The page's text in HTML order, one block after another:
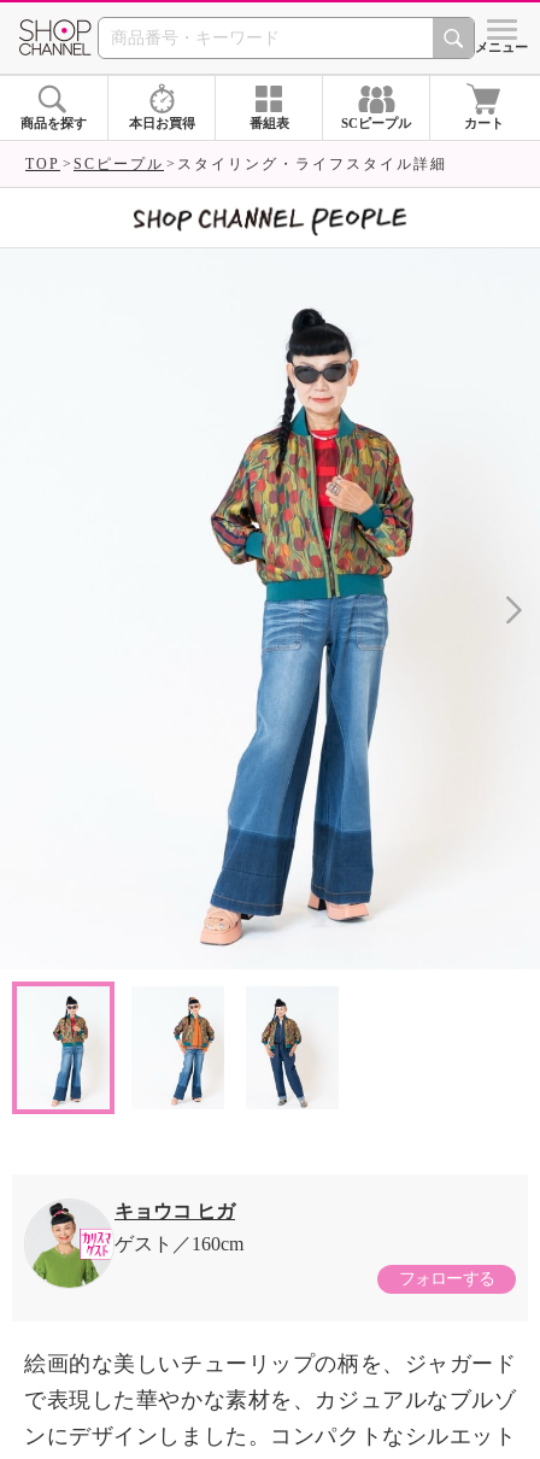
SHOP CHANNEL シメニュー
商品を探す 本日お買得 番組表 SCピープル カート
TOP SCピープル スタイリング・ライフスタイル詳細
キョウコ ヒガ
ゲスト
160cm
フォローする
絵画的な美しいチューリップの柄を、ジャガード
で表現した華やかな素材を、カジュアルなブルゾ
ンにデザインしました。コンパクトなシルエット